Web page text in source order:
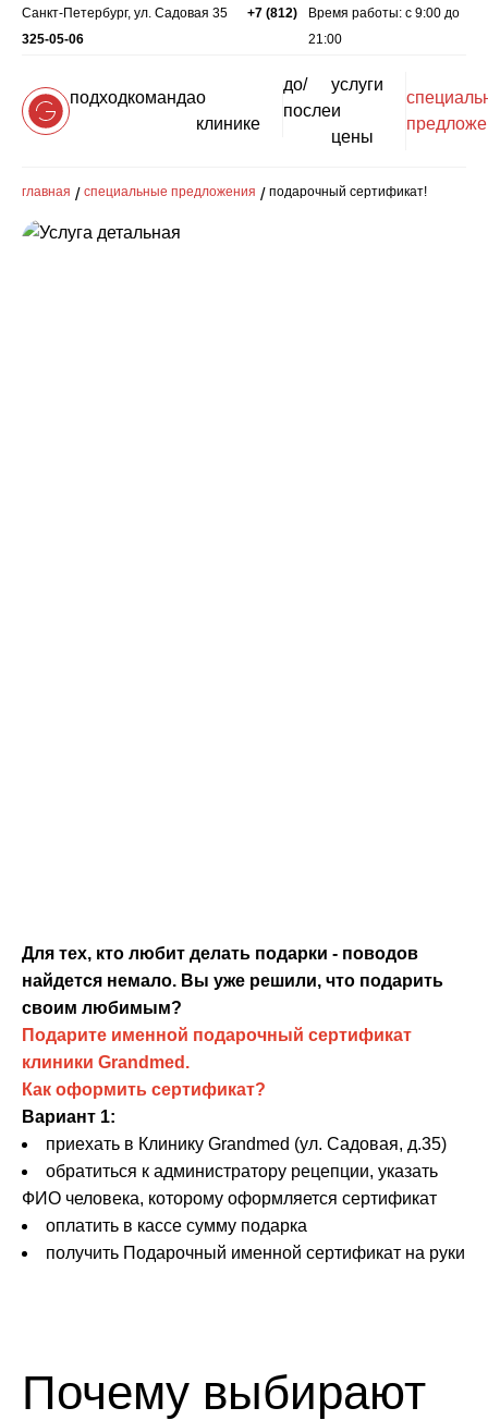
Санкт-Петербург, ул. Садовая 35
+7 (812)
325-05-06
Время работы: c 9:00 до
21:00
подходкомандао
клинике
до/
после
услуги
и
цены
главная специальные предложения подарочный сертификат!
сертификат!
Для тех, кто любит делать подарки - поводов
найдется немало. Вы уже решили, что подарить
своим любимым?
Подарите именной подарочный сертификат
клиники Grandmed.
Как оформить сертификат?
Вариант 1:
приехать в Клинику Grandmed (ул. Садовая, д.35)
обратиться к администратору рецепции, указать
ФИО человека, которому оформляется сертификат
оплатить в кассе сумму подарка
получить Подарочный именной сертификат на руки
Почему выбирают